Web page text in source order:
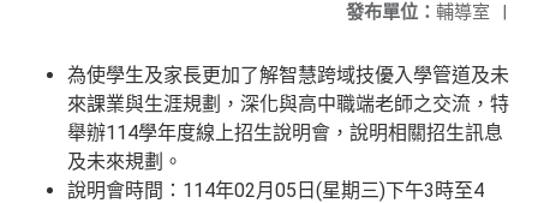
發布單位： 輔導室 |
為使學生及家長更加了解智慧跨域技優入學管道及未
來課業與生涯規劃，深化與高中職端老師之交流，特
舉辦114學年度線上招生說明會，說明相關招生訊息
及未來規劃。
說明會時間：114年02月05日(星期三)下午3時至4